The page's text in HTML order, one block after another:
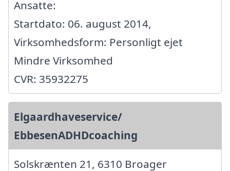
Ansatte:
Startdato: 06. august 2014,
Virksomhedsform: Personligt ejet
Mindre Virksomhed
CVR: 35932275
Elgaardhaveservice/
EbbesenADHDcoaching
Solskrænten 21, 6310 Broager